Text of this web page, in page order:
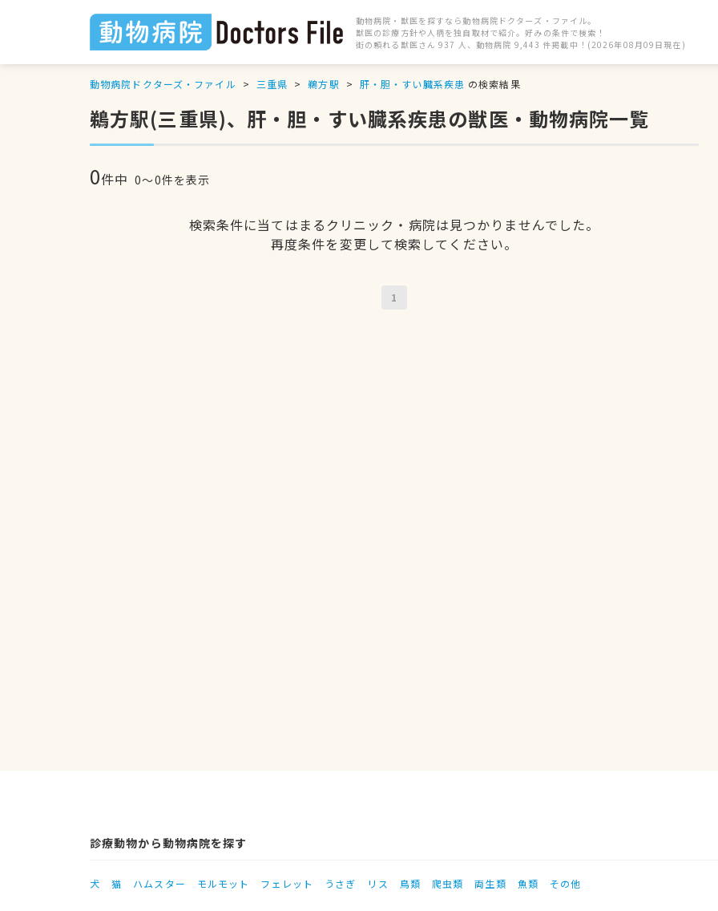
動物病院・獣医を探すなら動物病院ドクターズ・ファイル。
獣医の診療方針や人柄を独自取材で紹介。好みの条件で検索！
街の頼れる獣医さん 937 人、動物病院 9,443 件掲載中！(2026年08月09日現在)
動物病院ドクターズ・ファイル 三重県 鵜方駅 肝・胆・すい臓系疾患 の検索結果
鵜方駅(三重県)、肝・胆・すい臓系疾患の獣医・動物病院一覧
0件中 0〜0件を表示
検索条件に当てはまるクリニック・病院は見つかりませんでした。
再度条件を変更して検索してください。
1
診療動物から動物病院を探す
犬 猫 ハムスター モルモット フェレット うさぎ リス 鳥類 爬虫類 両生類 魚類 その他